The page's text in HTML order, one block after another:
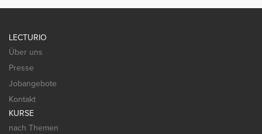
LECTURIO
Über uns
Presse
Jobangebote
Kontakt
KURSE
nach Themen